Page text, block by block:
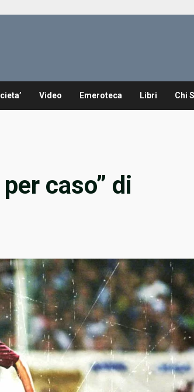
Video Emeroteca Libri Chi
caso” di